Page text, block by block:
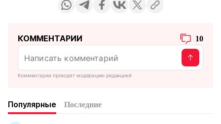
КОММЕНТАРИИ 10
Комментарии проходят модерацию редакцией
Популярные Последние